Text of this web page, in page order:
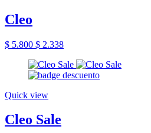
Cleo
$ 5.800 $ 2.338
Quick view
Cleo Sale